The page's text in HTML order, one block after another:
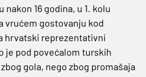
16 godina, u 1. kolu
vrućem gostovanju kod
hrvatski reprezentativni
je pod povećalom turskih
gola, nego zbog promašaja